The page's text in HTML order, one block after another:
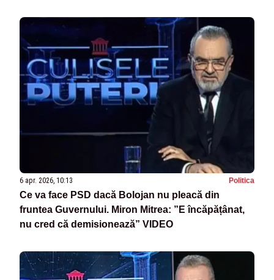
6 apr. 2026, 10:13 Politica
Ce va face PSD dacă Bolojan nu pleacă din
fruntea Guvernului. Miron Mitrea: ”E încăpățânat,
nu cred că demisionează” VIDEO